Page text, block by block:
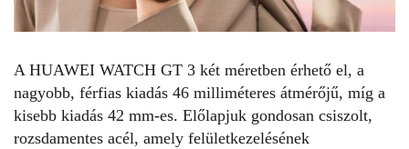
A HUAWEI WATCH GT 3 két méretben érhető el, a
nagyobb, férfias kiadás 46 milliméteres átmérőjű, míg a
kisebb kiadás 42 mm-es. Előlapjuk gondosan csiszolt,
rozsdamentes acél, amely felületkezelésének